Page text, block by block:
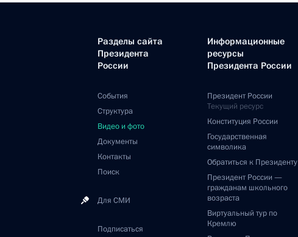
Разделы сайта
Президента
России
События
Структура
Видео и фото
Документы
Контакты
Поиск
Для СМИ
Подписаться
Информационные
ресурсы
Президента России
Президент России
Текущий ресурс
Конституция России
Государственная
символика
Обратиться к Президенту
Президент России —
гражданам школьного
возраста
Виртуальный тур по
Кремлю